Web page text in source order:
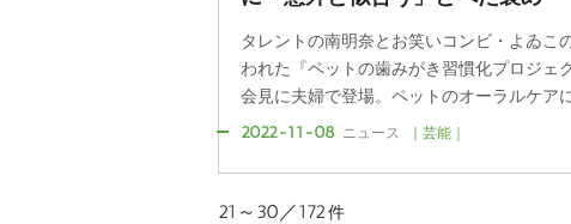
タレントの南明奈とお笑いコンビ・よゐこ
われた『ペットの歯みがき習慣化プロジェ
会見に夫婦で登場。ペットのオーラルケア
2022-11-08 ニュース ｜芸能｜
21～30／172件